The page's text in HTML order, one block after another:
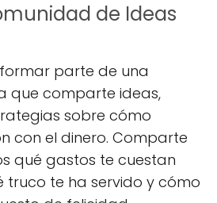
de Ideas
parte de una
que comparte ideas,
sobre cómo
con el dinero. Comparte
qué gastos te cuestan
truco te ha servido y cómo